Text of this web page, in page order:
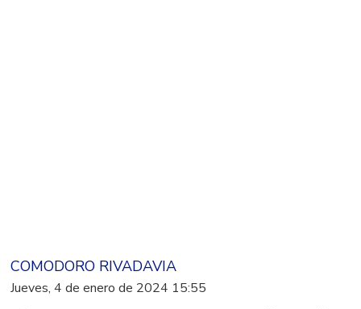
COMODORO RIVADAVIA
Jueves, 4 de enero de 2024 15:55